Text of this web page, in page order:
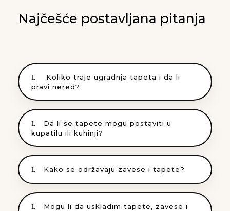
Najčešće postavljana pitanja
Koliko traje ugradnja tapeta i da li
pravi nered?
Da li se tapete mogu postaviti u
kupatilu ili kuhinji?
Kako se održavaju zavese i tapete?
Mogu li da uskladim tapete, zavese i